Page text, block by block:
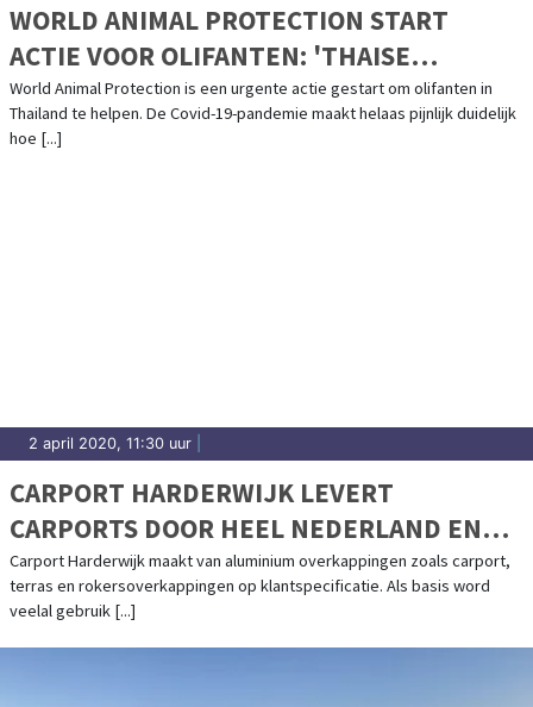
WORLD ANIMAL PROTECTION START
ACTIE VOOR OLIFANTEN: 'THAISE
OLIFANTEN IN DE PROBLEMEN DOOR
CORONACRISIS'
World Animal Protection is een urgente actie gestart om olifanten in
Thailand te helpen. De Covid-19-pandemie maakt helaas pijnlijk duidelijk
hoe [...]
2 april 2020, 11:30 uur
CARPORT HARDERWIJK LEVERT
CARPORTS DOOR HEEL NEDERLAND EN
BELGIË
Carport Harderwijk maakt van aluminium overkappingen zoals carport,
terras en rokersoverkappingen op klantspecificatie. Als basis word
veelal gebruik [...]